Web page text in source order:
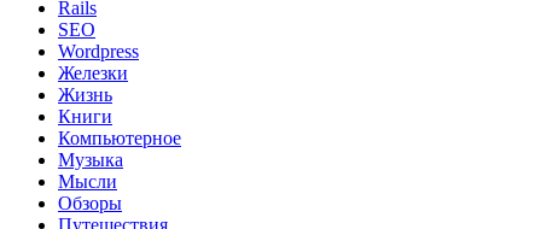
Rails
SEO
Wordpress
Железки
Жизнь
Книги
Компьютерное
Музыка
Мысли
Обзоры
Путешествия